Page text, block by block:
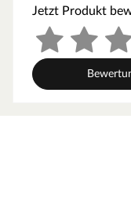
eingehalten werden.
Ofenschutzes
obig genannten
Montageanleitungen.
Jetzt Produkt